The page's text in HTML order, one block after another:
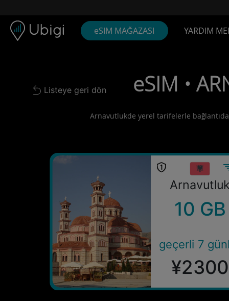
eSIM MAĞAZASI YARDIM
Back to list
Listeye geri dön eSIM •
Arnavutlukde yerel tarifelerle
Arnavutluk
10 GB
geçerli 7
¥2300